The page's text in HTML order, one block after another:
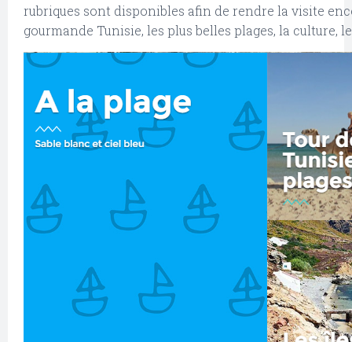
rubriques sont disponibles afin de rendre la visite
gourmande Tunisie, les plus belles plages, la culture,